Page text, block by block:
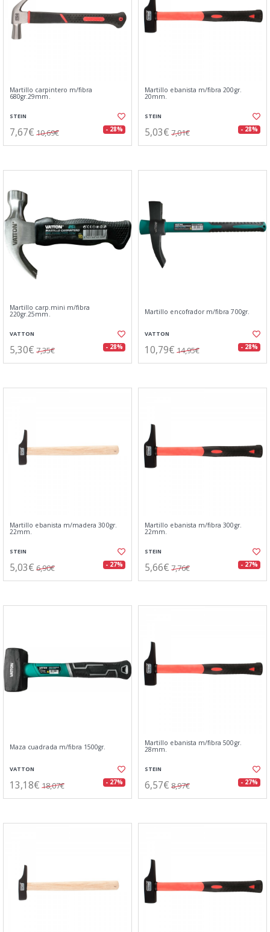
Martillo carpintero m/fibra
680gr.29mm.
STEIN
7,67€ 10,69€ - 28%
Martillo ebanista m/fibra 200gr.
20mm.
STEIN
5,03€ 7,01€ - 28%
Martillo carp.mini m/fibra
220gr.25mm.
VATTON
5,30€ 7,35€ - 28%
Martillo encofrador m/fibra 700gr.
VATTON
10,79€ 14,95€ - 28%
Martillo ebanista m/madera 300gr.
22mm.
STEIN
5,03€ 6,90€ - 27%
Martillo ebanista m/fibra 300gr.
22mm.
STEIN
5,66€ 7,76€ - 27%
Maza cuadrada m/fibra 1500gr.
VATTON
13,18€ 18,07€ - 27%
Martillo ebanista m/fibra 500gr.
28mm.
STEIN
6,57€ 8,97€ - 27%